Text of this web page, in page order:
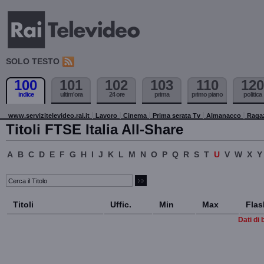
SOLO TESTO
100
indice
101
ultim'ora
102
24 ore
103
prima
110
primo piano
120
politica
www.servizitelevideo.rai.it Lavoro Cinema Prima serata Tv Almanacco
Titoli FTSE Italia All-Share
A B C D E F G H I J K L M N O P Q R S T U V W X Y
Titoli Uffic. Min Max
Dati di